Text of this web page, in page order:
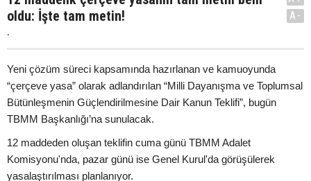
oldu: İşte tam metin!
.
A-
Yeni çözüm süreci kapsamında hazırlanan ve kamuoyunda
“çerçeve yasa” olarak adlandırılan “Milli Dayanışma ve Toplumsal
Bütünleşmenin Güçlendirilmesine Dair Kanun Teklifi”, bugün
TBMM Başkanlığı’na sunulacak.
12 maddeden oluşan teklifin cuma günü TBMM Adalet
Komisyonu'nda, pazar günü ise Genel Kurul'da görüşülerek
yasalaştırılması planlanıyor.